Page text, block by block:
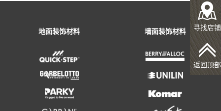
寻找店铺
返回顶部